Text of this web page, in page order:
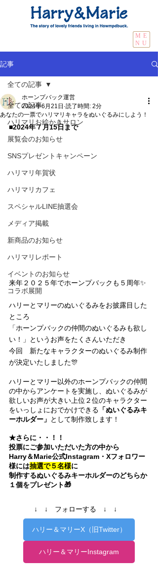
ME
NU
記事
全ての記事
ハリマリお絵かきサロン
展覧会のお知らせ
SNSプレゼントキャンペーン
ハリマリ年賀状
ハリマリカフェ
スペシャルLINE抽選会
メディア掲載
新商品のお知らせ
ハリマリレポート
イベントのお知らせ
コラボ展開
全ての記事
あなたの一票でハリマリキャラをぬいぐるみにしよう！
ホーンプバック運営
2024年6月21日 読了時間: 2分
■2024年７月15日まで
来年２０２５年でホーンプバックも５周年✨
ハリーとマリーのぬいぐるみをお披露目した
ところ
「ホーンプバックの仲間のぬいぐるみも欲し
い！」というお声をたくさんいただき
今回　新たなキャラクターのぬいぐるみ制作
が決定いたしました🎊
ハリーとマリー以外のホーンプバックの仲間
の中からアンケートを実施し、ぬいぐるみが
欲しいお声が大きい上位２位のキャラクター
をいっしょにおでかけできる 「ぬいぐるみキ
ーホルダー」 として制作致します！
★さらに・・！！
投票にご参加いただいた方の中から
Harry＆Marie公式Instagram・Xフォロワー
様には抽選で５名様に
制作するぬいぐるみキーホルダーのどちらか
１個をプレゼント🎁
↓　↓　フォローする　↓　↓
ハリー＆マリーX（旧Twitter）
ハリー＆マリーInstagram